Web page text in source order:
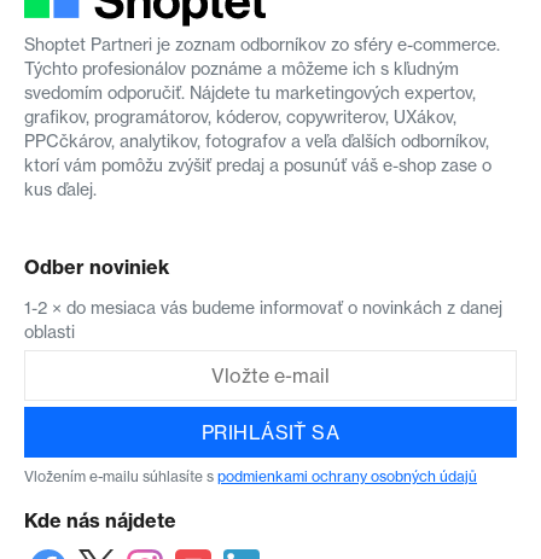
Shoptet Partneri je zoznam odborníkov zo sféry e-commerce.
Týchto profesionálov poznáme a môžeme ich s kľudným
svedomím odporučiť. Nájdete tu marketingových expertov,
grafikov, programátorov, kóderov, copywriterov, UXákov,
PPCčkárov, analytikov, fotografov a veľa ďalších odborníkov,
ktorí vám pomôžu zvýšiť predaj a posunúť váš e-shop zase o
kus ďalej.
Odber noviniek
1-2 × do mesiaca vás budeme informovať o novinkách z danej
oblasti
PRIHLÁSIŤ SA
Vložením e-mailu súhlasíte s podmienkami ochrany osobných údajů
Kde nás nájdete